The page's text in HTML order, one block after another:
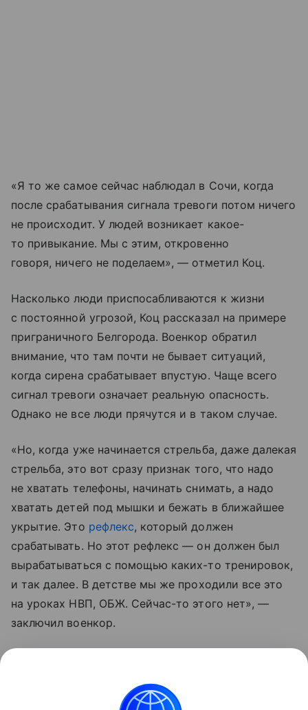
«Я то же самое сейчас наблюдал в Сочи, когда
после срабатывания сигнала тревоги потом ничего
не происходит. У людей возникает какое-
то привыкание. Мы с этим, откровенно
говоря, ничего не поделаем», — отметил Коц.
Насколько люди приспосабливаются к жизни
с постоянной угрозой, Коц рассказал на примере
приграничного Белгорода. Военкор обратил
внимание, что там почти не бывает ситуаций,
когда сирена срабатывает впустую. Чаще всего
сигнал тревоги означает реальную опасность.
Однако не все люди прячутся и в таком случае.
«Но, когда уже начинается стрельба, даже далекая
стрельба, это вот сразу признак того, что надо
не хватать телефоны, начинать снимать, а надо
хватать детей под мышки и бежать в ближайшее
укрытие. Это рефлекс, который должен
срабатывать. Но этот рефлекс — он должен был
вырабатываться с помощью каких-то тренировок,
и так далее. В детстве мы же проходили все это
на уроках НВП, ОБЖ. Сейчас-то этого нет», —
заключил военкор.